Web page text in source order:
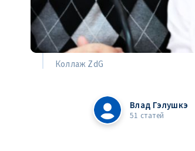
Коллаж ZdG
Влад Гэлушкэ
51 статей